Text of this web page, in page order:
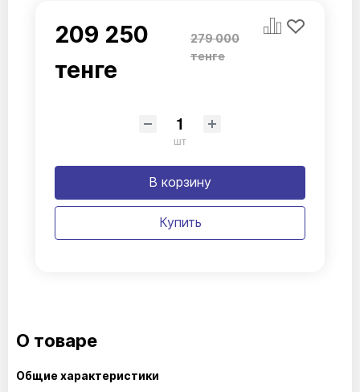
209 250
тенге
279 000
тенге
шт
В корзину
Купить
О товаре
Общие характеристики